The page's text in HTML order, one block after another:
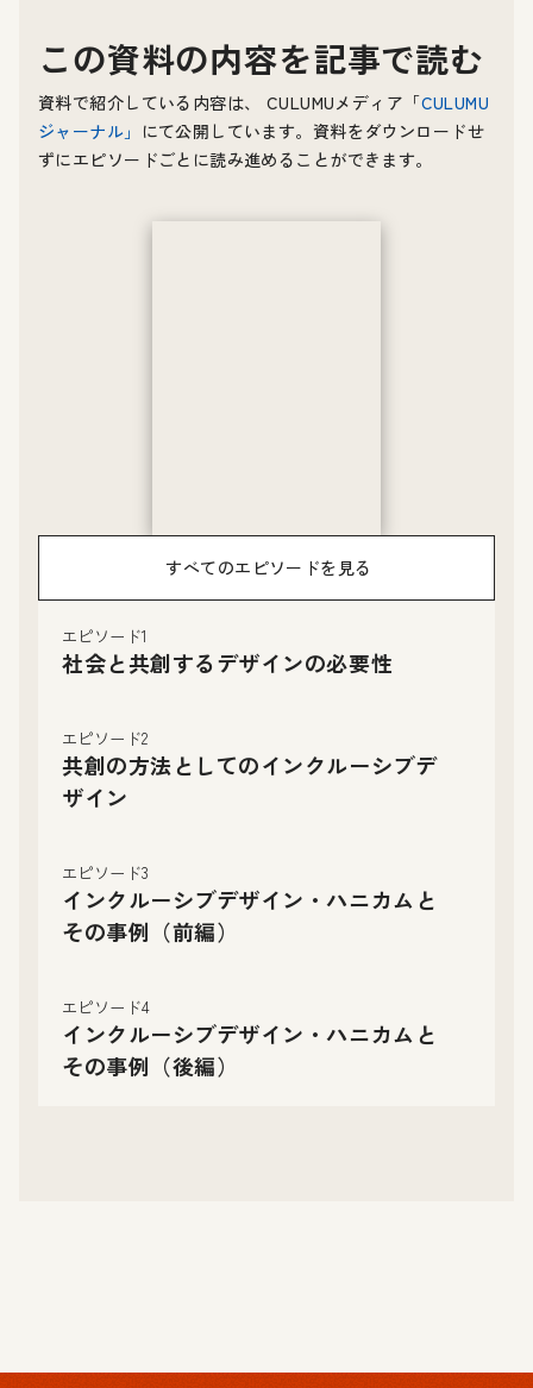
この資料の内容を記事で読む
資料で紹介している内容は、 CULUMUメディア「CULUMU
ジャーナル 」 にて公開しています。資料をダウンロードせ
ずにエピソードごとに読み進めることができます。
すべてのエピソードを見る
エピソード1
社会と共創するデザインの必要性
エピソード2
共創の方法としてのインクルーシブデ
ザイン
エピソード3
インクルーシブデザイン・ハニカムと
その事例（前編）
エピソード4
インクルーシブデザイン・ハニカムと
その事例（後編）